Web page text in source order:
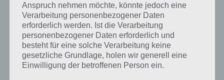
Anspruch nehmen möchte, könnte jedoch eine
Verarbeitung personenbezogener Daten
erforderlich werden. Ist die Verarbeitung
personenbezogener Daten erforderlich und
besteht für eine solche Verarbeitung keine
gesetzliche Grundlage, holen wir generell eine
Einwilligung der betroffenen Person ein.